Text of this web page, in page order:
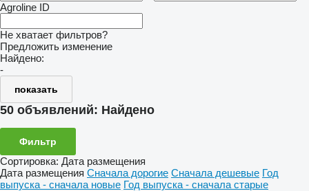
Agroline ID
Не хватает фильтров?
Предложить изменение
Найдено:
-
показать
50 объявлений: Найдено
Фильтр
Сортировка: Дата размещения
Дата размещения Сначала дорогие Сначала дешевые Год
выпуска - сначала новые Год выпуска - сначала старые